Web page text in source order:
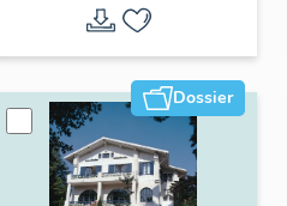
commune de La
Baule-Escoublac
Dossier